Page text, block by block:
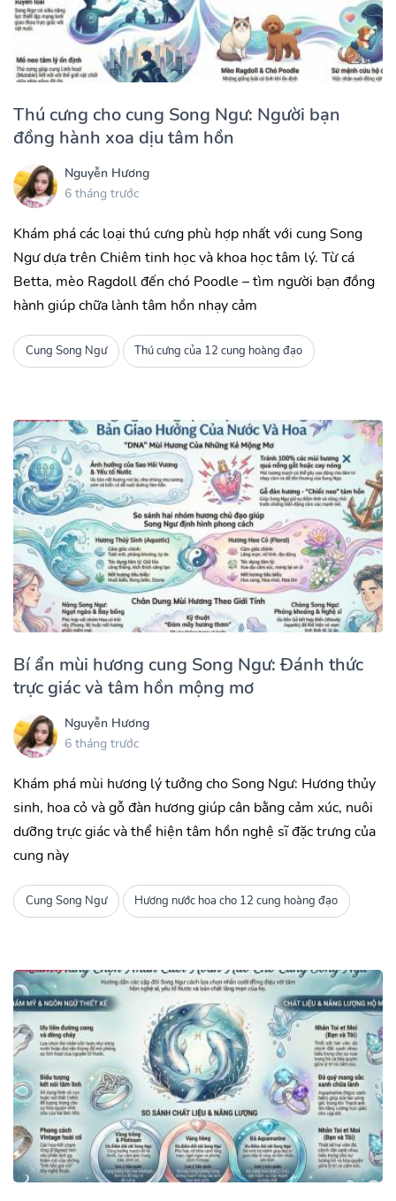
Thú cưng cho cung Song Ngư: Người bạn
đồng hành xoa dịu tâm hồn
Nguyễn Hương
6 tháng trước
Khám phá các loại thú cưng phù hợp nhất với cung Song
Ngư dựa trên Chiêm tinh học và khoa học tâm lý. Từ cá
Betta, mèo Ragdoll đến chó Poodle – tìm người bạn đồng
hành giúp chữa lành tâm hồn nhạy cảm
Cung Song Ngư Thú cưng của 12 cung hoàng đạo
Bí ẩn mùi hương cung Song Ngư: Đánh thức
trực giác và tâm hồn mộng mơ
Nguyễn Hương
6 tháng trước
Khám phá mùi hương lý tưởng cho Song Ngư: Hương thủy
sinh, hoa cỏ và gỗ đàn hương giúp cân bằng cảm xúc, nuôi
dưỡng trực giác và thể hiện tâm hồn nghệ sĩ đặc trưng của
cung này
Cung Song Ngư Hương nước hoa cho 12 cung hoàng đạo